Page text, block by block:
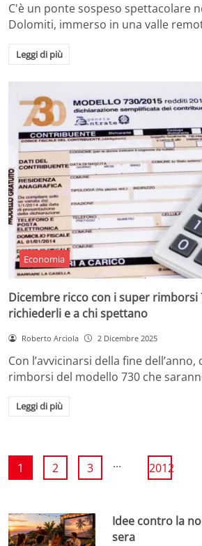
C'è un ponte sospeso spettacolare
Dolomiti, immerso in una valle
Leggi di più
Economia
Dicembre ricco con i super rimborsi
richiederli e a chi spettano
Roberto Arciola 2 Dicembre 2025
Con l’avvicinarsi della fine dell’anno,
rimborsi del modello 730 che
Leggi di più
1 2 3 ... 2012
Idee contro la
sera